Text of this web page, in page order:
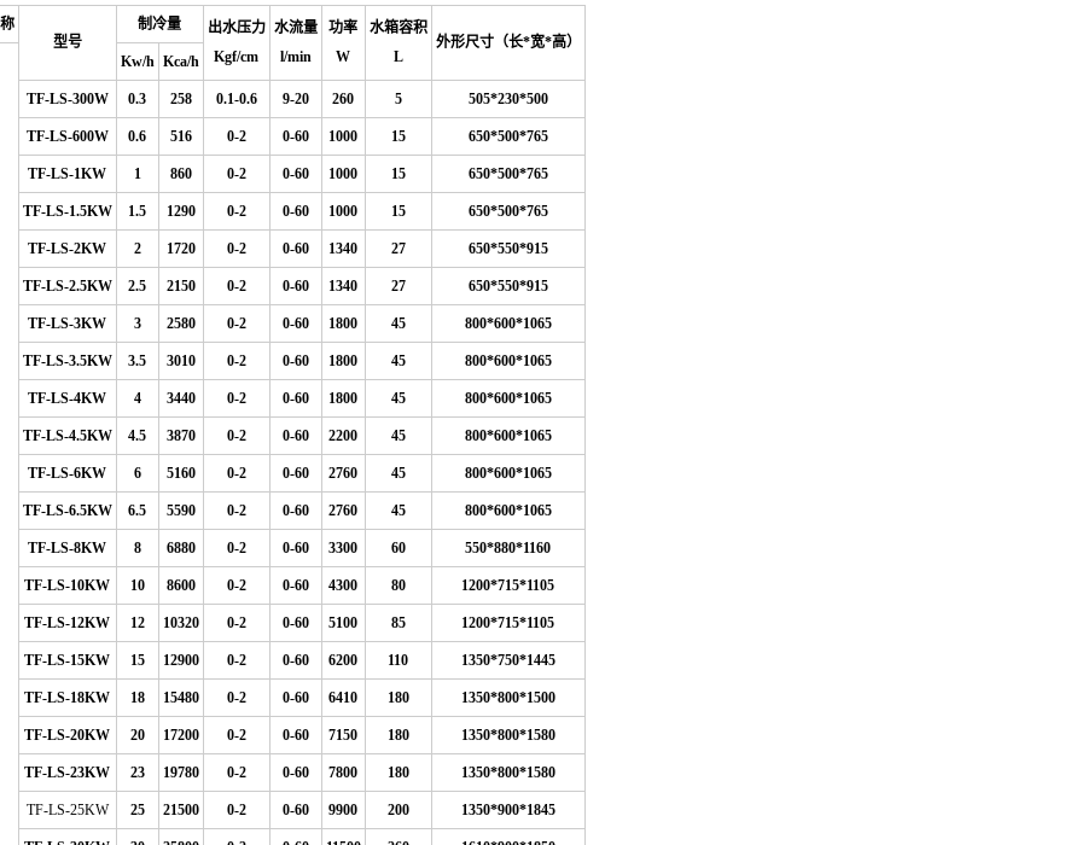
型号
制冷量
出水压力
Kgf/cm
水流量
l/min
功率
W
水箱容积
L
外形尺寸（长*宽*高）
Kw/h Kca/h
TF-LS-300W 0.3 258 0.1-0.6 9-20 260 5 505*230*500
TF-LS-600W 0.6 516 0-2 0-60 1000 15 650*500*765
TF-LS-1KW 1 860 0-2 0-60 1000 15 650*500*765
TF-LS-1.5KW 1.5 1290 0-2 0-60 1000 15 650*500*765
TF-LS-2KW 2 1720 0-2 0-60 1340 27 650*550*915
TF-LS-2.5KW 2.5 2150 0-2 0-60 1340 27 650*550*915
TF-LS-3KW 3 2580 0-2 0-60 1800 45 800*600*1065
TF-LS-3.5KW 3.5 3010 0-2 0-60 1800 45 800*600*1065
TF-LS-4KW 4 3440 0-2 0-60 1800 45 800*600*1065
TF-LS-4.5KW 4.5 3870 0-2 0-60 2200 45 800*600*1065
TF-LS-6KW 6 5160 0-2 0-60 2760 45 800*600*1065
TF-LS-6.5KW 6.5 5590 0-2 0-60 2760 45 800*600*1065
TF-LS-8KW 8 6880 0-2 0-60 3300 60 550*880*1160
TF-LS-10KW 10 8600 0-2 0-60 4300 80 1200*715*1105
TF-LS-12KW 12 10320 0-2 0-60 5100 85 1200*715*1105
TF-LS-15KW 15 12900 0-2 0-60 6200 110 1350*750*1445
TF-LS-18KW 18 15480 0-2 0-60 6410 180 1350*800*1500
TF-LS-20KW 20 17200 0-2 0-60 7150 180 1350*800*1580
TF-LS-23KW 23 19780 0-2 0-60 7800 180 1350*800*1580
TF-LS-25KW 25 21500 0-2 0-60 9900 200 1350*900*1845